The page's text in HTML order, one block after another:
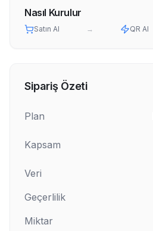
Nasıl Kurulur
Satın Al → QR Al
Sipariş Özeti
Plan
Kapsam
Veri
Geçerlilik
Miktar